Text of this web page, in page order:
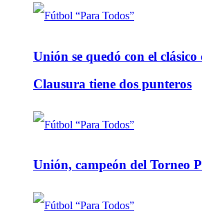
Unión se quedó con el
Clausura tiene dos punteros
Unión, campeón del Torneo